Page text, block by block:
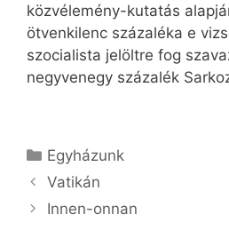
közvélemény-kutatás
ötvenkilenc százaléka e
szocialista jelöltre fog
negyvenegy százalék
Kategória
Egyházunk
Vatikán
Innen-onnan